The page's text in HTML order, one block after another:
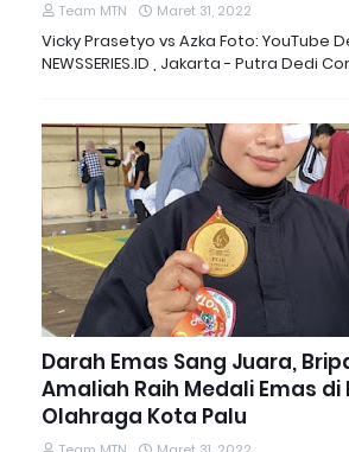
Team MTN Maret 31, 2022
Vicky Prasetyo vs Azka Foto: YouTube
NEWSSERIES.ID , Jakarta - Putra Dedi
Darah Emas Sang Juara,
Amaliah Raih Medali Emas di
Olahraga Kota Palu